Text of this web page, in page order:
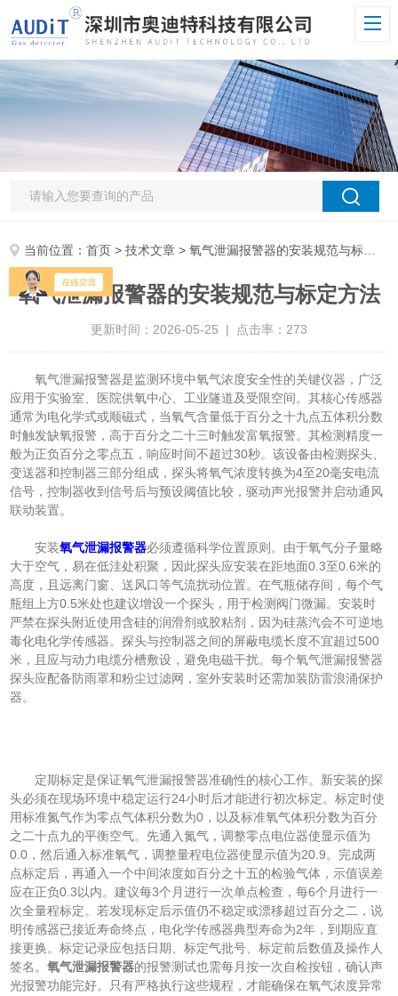
当前位置：首页 >技术文章 > 氧气泄漏报警器的安装规范与标定方法
氧气泄漏报警器的安装规范与标定方法
更新时间：2026-05-25 | 点击率：273
氧气泄漏报警器是监测环境中氧气浓度安全性的关键仪器，广泛
应用于实验室、医院供氧中心、工业隧道及受限空间。其核心传感器
通常为电化学式或顺磁式，当氧气含量低于百分之十九点五体积分数
时触发缺氧报警，高于百分之二十三时触发富氧报警。其检测精度一
般为正负百分之零点五，响应时间不超过30秒。该设备由检测探头、
变送器和控制器三部分组成，探头将氧气浓度转换为4至20毫安电流
信号，控制器收到信号后与预设阈值比较，驱动声光报警并启动通风
联动装置。
安装氧气泄漏报警器必须遵循科学位置原则。由于氧气分子量略
大于空气，易在低洼处积聚，因此探头应安装在距地面0.3至0.6米的
高度，且远离门窗、送风口等气流扰动位置。在气瓶储存间，每个气
瓶组上方0.5米处也建议增设一个探头，用于检测阀门微漏。安装时
严禁在探头附近使用含硅的润滑剂或胶粘剂，因为硅蒸汽会不可逆地
毒化电化学传感器。探头与控制器之间的屏蔽电缆长度不宜超过500
米，且应与动力电缆分槽敷设，避免电磁干扰。每个氧气泄漏报警器
探头应配备防雨罩和粉尘过滤网，室外安装时还需加装防雷浪涌保护
器。
定期标定是保证氧气泄漏报警器准确性的核心工作。新安装的探
头必须在现场环境中稳定运行24小时后才能进行初次标定。标定时使
用标准氮气作为零点气体积分数为0，以及标准氧气体积分数为百分
之二十点九的平衡空气。先通入氮气，调整零点电位器使显示值为
0.0，然后通入标准氧气，调整量程电位器使显示值为20.9。完成两
点标定后，再通入一个中间浓度如百分之十五的检验气体，示值误差
应在正负0.3以内。建议每3个月进行一次单点检查，每6个月进行一
次全量程标定。若发现标定后示值仍不稳定或漂移超过百分之二，说
明传感器已接近寿命终点，电化学传感器典型寿命为2年，到期应直
接更换。标定记录应包括日期、标定气批号、标定前后数值及操作人
签名。氧气泄漏报警器的报警测试也需每月按一次自检按钮，确认声
光报警功能完好。只有严格执行这些规程，才能确保在氧气浓度异常